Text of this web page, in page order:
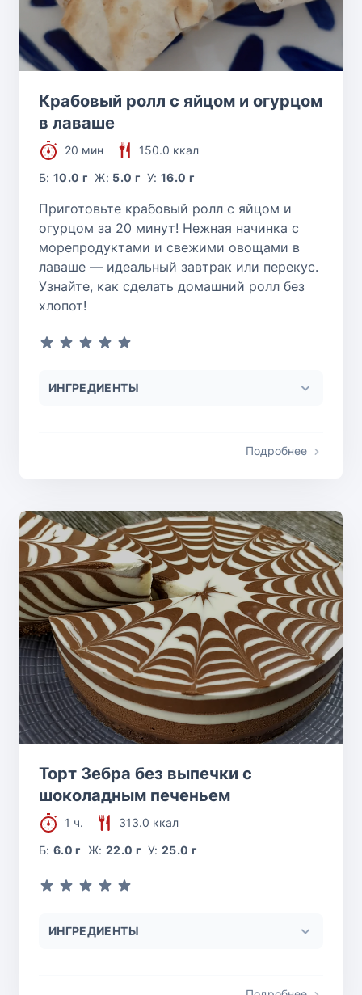
Крабовый ролл с яйцом и огурцом
в лаваше
20 мин
150.0 ккал
Б:10.0 г Ж: 5.0 г У:16.0 г
Приготовьте крабовый ролл с яйцом и
огурцом за 20 минут! Нежная начинка с
морепродуктами и свежими овощами в
лаваше — идеальный завтрак или перекус.
Узнайте, как сделать домашний ролл без
хлопот!
ИНГРЕДИЕНТЫ
Подробнее
Торт Зебра без выпечки с
шоколадным печеньем
1 ч.
313.0 ккал
Б:6.0 г Ж: 22.0 г У:25.0 г
ИНГРЕДИЕНТЫ